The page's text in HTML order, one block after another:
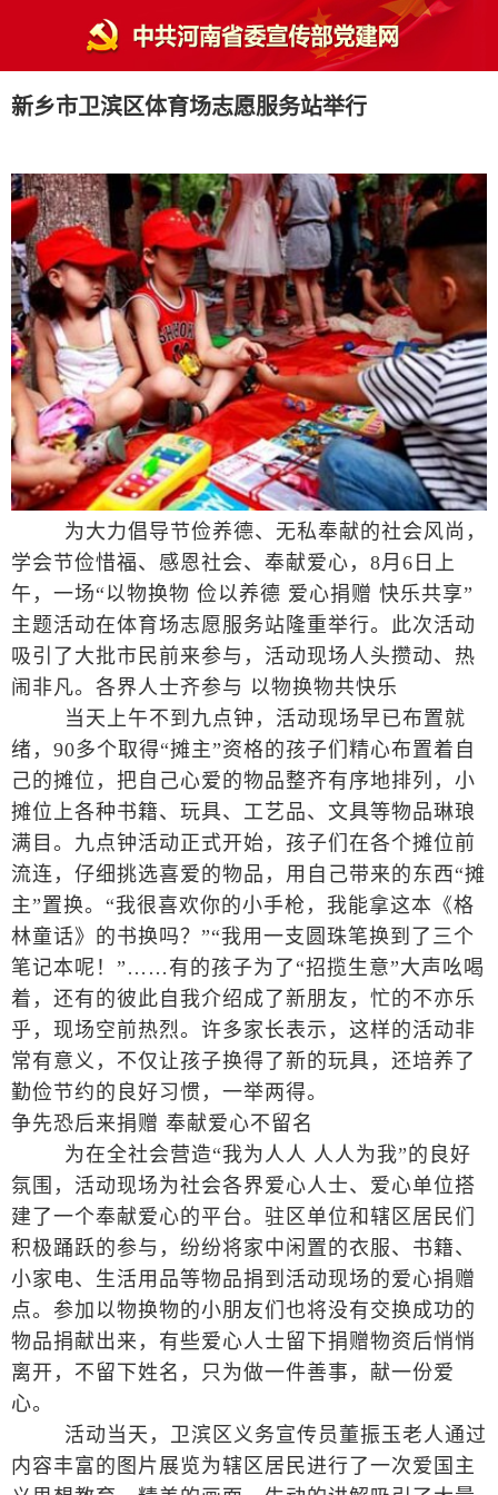
新乡市卫滨区体育场志愿服务站举行
为大力倡导节俭养德、无私奉献的社会风尚，
学会节俭惜福、感恩社会、奉献爱心，8月6日上
午，一场“以物换物 俭以养德 爱心捐赠 快乐共享”
主题活动在体育场志愿服务站隆重举行。此次活动
吸引了大批市民前来参与，活动现场人头攒动、热
闹非凡。各界人士齐参与 以物换物共快乐
当天上午不到九点钟，活动现场早已布置就
绪，90多个取得“摊主”资格的孩子们精心布置着自
己的摊位，把自己心爱的物品整齐有序地排列，小
摊位上各种书籍、玩具、工艺品、文具等物品琳琅
满目。九点钟活动正式开始，孩子们在各个摊位前
流连，仔细挑选喜爱的物品，用自己带来的东西“摊
主”置换。“我很喜欢你的小手枪，我能拿这本《格
林童话》的书换吗？”“我用一支圆珠笔换到了三个
笔记本呢！”……有的孩子为了“招揽生意”大声吆喝
着，还有的彼此自我介绍成了新朋友，忙的不亦乐
乎，现场空前热烈。许多家长表示，这样的活动非
常有意义，不仅让孩子换得了新的玩具，还培养了
勤俭节约的良好习惯，一举两得。
争先恐后来捐赠 奉献爱心不留名
为在全社会营造“我为人人 人人为我”的良好
氛围，活动现场为社会各界爱心人士、爱心单位搭
建了一个奉献爱心的平台。驻区单位和辖区居民们
积极踊跃的参与，纷纷将家中闲置的衣服、书籍、
小家电、生活用品等物品捐到活动现场的爱心捐赠
点。参加以物换物的小朋友们也将没有交换成功的
物品捐献出来，有些爱心人士留下捐赠物资后悄悄
离开，不留下姓名，只为做一件善事，献一份爱
心。
活动当天，卫滨区义务宣传员董振玉老人通过
内容丰富的图片展览为辖区居民进行了一次爱国主